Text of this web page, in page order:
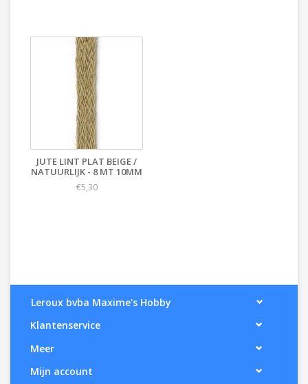
JUTE LINT PLAT BEIGE /
NATUURLIJK - 8 MT 10MM
€5,30
Leroux bvba Maxime's Hobby
Klantenservice
Meer
Mijn account